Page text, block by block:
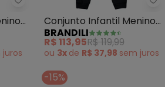
Milon - Conjunto Infantil
juros
Conjunto Infantil Menino
de Dinossauro (Preto)
BRANDILI
R$ 113,95R$ 119,99
ou 3x de R$ 37,98 semjuros
-15%